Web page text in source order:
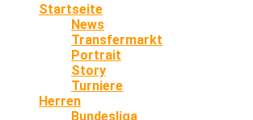
Startseite
News
Transfermarkt
Portrait
Story
Turniere
Herren
Bundesliga